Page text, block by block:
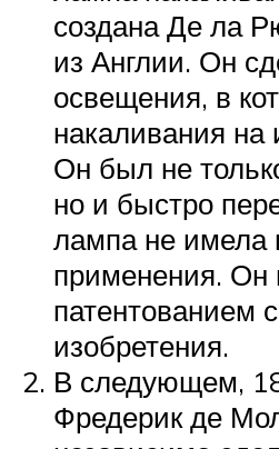
создана Де ла
из Англии. Он
освещения, в
накаливания на
Он был не
но и быстро
лампа не имела
применения. Он
патентованием
изобретения.
В следующем,
Фредерик де